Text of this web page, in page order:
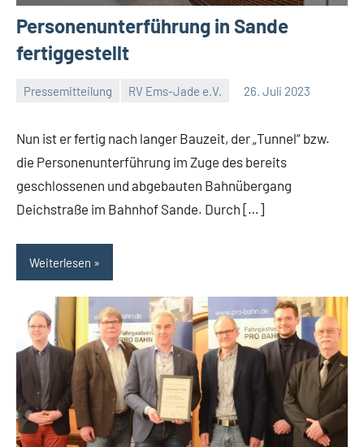
Personenunterführung in Sande
fertiggestellt
Pressemitteilung RV Ems-Jade e.V. 26. Juli 2023
Nun ist er fertig nach langer Bauzeit, der „Tunnel“ bzw.
die Personenunterführung im Zuge des bereits
geschlossenen und abgebauten Bahnübergang
Deichstraße im Bahnhof Sande. Durch […]
Weiterlesen